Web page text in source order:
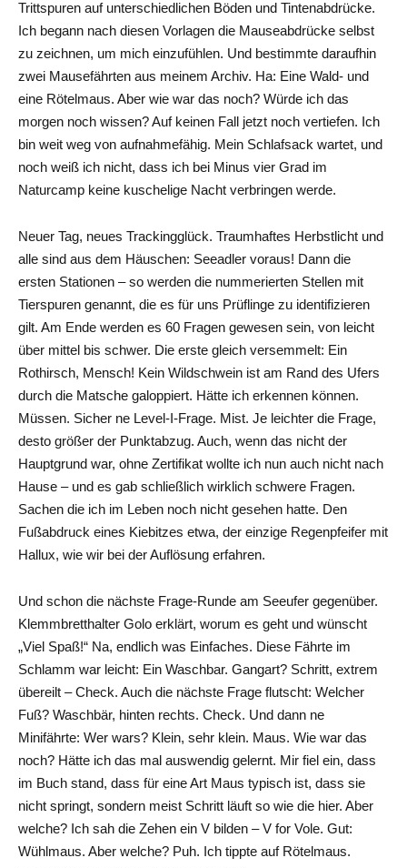
Trittspuren auf unterschiedlichen Böden und Tintenabdrücke.
Ich begann nach diesen Vorlagen die Mauseabdrücke selbst
zu zeichnen, um mich einzufühlen. Und bestimmte daraufhin
zwei Mausefährten aus meinem Archiv. Ha: Eine Wald- und
eine Rötelmaus. Aber wie war das noch? Würde ich das
morgen noch wissen? Auf keinen Fall jetzt noch vertiefen. Ich
bin weit weg von aufnahmefähig. Mein Schlafsack wartet, und
noch weiß ich nicht, dass ich bei Minus vier Grad im
Naturcamp keine kuschelige Nacht verbringen werde.
Neuer Tag, neues Trackingglück. Traumhaftes Herbstlicht und
alle sind aus dem Häuschen: Seeadler voraus! Dann die
ersten Stationen – so werden die nummerierten Stellen mit
Tierspuren genannt, die es für uns Prüflinge zu identifizieren
gilt. Am Ende werden es 60 Fragen gewesen sein, von leicht
über mittel bis schwer. Die erste gleich versemmelt: Ein
Rothirsch, Mensch! Kein Wildschwein ist am Rand des Ufers
durch die Matsche galoppiert. Hätte ich erkennen können.
Müssen. Sicher ne Level-I-Frage. Mist. Je leichter die Frage,
desto größer der Punktabzug. Auch, wenn das nicht der
Hauptgrund war, ohne Zertifikat wollte ich nun auch nicht nach
Hause – und es gab schließlich wirklich schwere Fragen.
Sachen die ich im Leben noch nicht gesehen hatte. Den
Fußabdruck eines Kiebitzes etwa, der einzige Regenpfeifer mit
Hallux, wie wir bei der Auflösung erfahren.
Und schon die nächste Frage-Runde am Seeufer gegenüber.
Klemmbretthalter Golo erklärt, worum es geht und wünscht
„Viel Spaß!“ Na, endlich was Einfaches. Diese Fährte im
Schlamm war leicht: Ein Waschbar. Gangart? Schritt, extrem
übereilt – Check. Auch die nächste Frage flutscht: Welcher
Fuß? Waschbär, hinten rechts. Check. Und dann ne
Minifährte: Wer wars? Klein, sehr klein. Maus. Wie war das
noch? Hätte ich das mal auswendig gelernt. Mir fiel ein, dass
im Buch stand, dass für eine Art Maus typisch ist, dass sie
nicht springt, sondern meist Schritt läuft so wie die hier. Aber
welche? Ich sah die Zehen ein V bilden – V for Vole. Gut:
Wühlmaus. Aber welche? Puh. Ich tippte auf Rötelmaus.